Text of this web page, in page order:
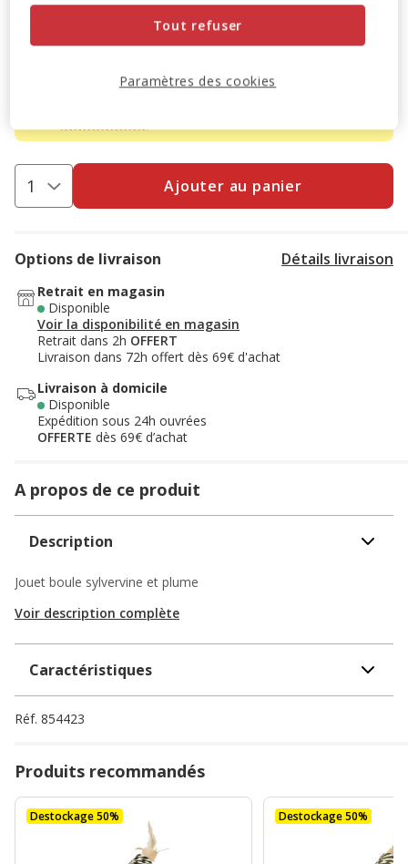
Promotion disponible
Animalis. Offre non cumulable aux autres promotions en
Ajouter au panier
Options de livraison Détails livraison
Retrait en magasin
Disponible
Voir la disponibilité en magasin
Retrait dans 2h OFFERT
Livraison dans 72h offert dès 69€ d'achat
Livraison à domicile
Disponible
Expédition sous 24h ouvrées
OFFERTE dès 69€ d’achat
A propos de ce produit
Description
Jouet boule sylvervine et plume
Voir description complète
Caractéristiques
Réf. 854423
Produits recommandés
Destockage 50% Destockage 50%
Tout refuser
Paramètres des cookies